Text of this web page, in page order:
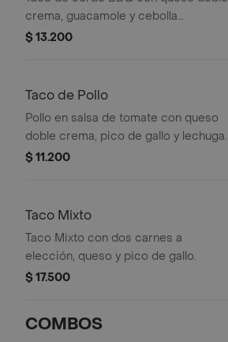
crema, guacamole y cebolla
encurtida.
$ 13.200
Taco de Pollo
Pollo en salsa de tomate con queso
doble crema, pico de gallo y lechuga.
$ 11.200
Taco Mixto
Taco Mixto con dos carnes a
elección, queso y pico de gallo.
$ 17.500
COMBOS